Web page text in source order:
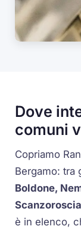
Dove
comuni
Copriamo
Bergamo: tra
Boldone,
è in elenco,